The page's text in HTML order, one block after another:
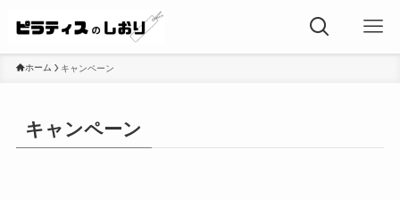
ホーム キャンペーン
キャンペーン